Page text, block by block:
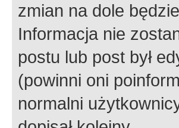
zmian na dole
Informacja nie
postu lub post był
(powinni oni
normalni